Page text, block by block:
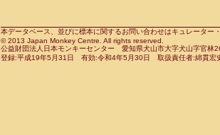
CercopithecidaePapio anubis(0)
CercopithecidaePapio cynocephalus
CercopithecidaePapio hamadryas(0)
CebidaeSaguinus leucopus(0)
CebidaeSaguinus midas(0)
Cebidae Saguinus mystax(0)
本データベース、並びに標本に関するお問い合わせはキュレータ
© 2013 Japan Monkey Centre. All rights reserved.
公益財団法人日本モンキーセンター 愛知県犬山市大字犬山字官
登録:平成19年5月31日 有効:令和4年5月30日 取扱責任者:綿貫宏